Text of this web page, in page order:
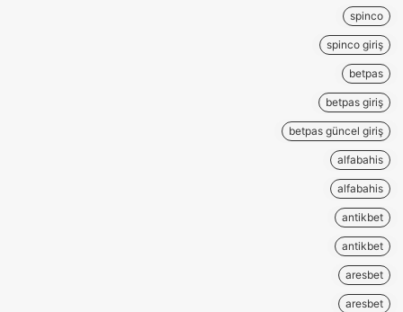
spinco
spinco giriş
betpas
betpas giriş
betpas güncel giriş
alfabahis
alfabahis
antikbet
antikbet
aresbet
aresbet